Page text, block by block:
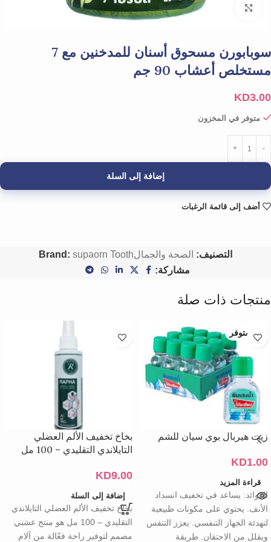
Click to enlarge
سوبابورن مسحوق أسنان للمدخنين مع 7
مستخلص أعشاب 90 جم
KD3.00
متوفر في المخزون
إضافة إلى السلة
أضف إلى قائمة الرغبات
التصنيف: الصحة والجمال Brand: supaorn Tooth
مشاركة:
منتجات ذات صلة
غير متوفر
زيت هيربال بوي سيان للشم
KD1.00
قراءة المزيد
الفوائد: يساعد في تخفيف انسداد
الأنف. يحتوي على مكونات طبيعية
لتهدئة الجهاز التنفسي. يعزز التنفس
ويقلل من الاحتقان. طريقة
بخاخ تخفيف الألم العضلي
التايلاندي التقليدي – 100 مل
KD9.00
إضافة إلى السلة
بخاخ تخفيف الألم العضلي التايلاندي
التقليدي – 100 مل هو منتج عشبي
مصمم لتوفير راحة فعّالة من آلام